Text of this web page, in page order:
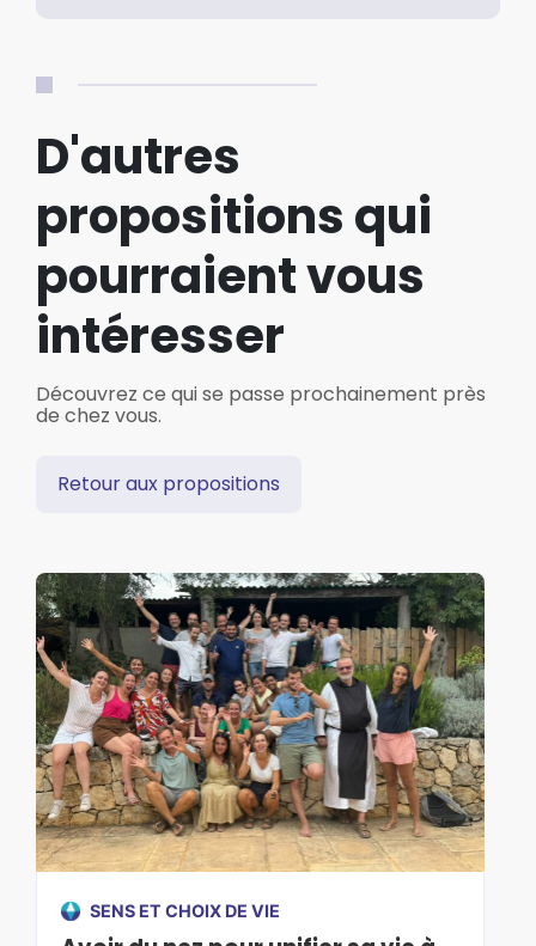
D'autres
propositions qui
pourraient vous
intéresser
Découvrez ce qui se passe prochainement près
de chez vous.
Retour aux propositions
SENS ET CHOIX DE VIE